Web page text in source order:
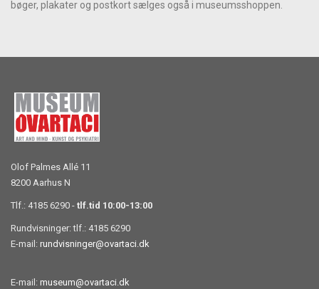
bøger, plakater og postkort sælges også i museumsshoppen.
Olof Palmes Allé 11
8200 Aarhus N
Tlf.: 4185 6290 - tlf.tid 10:00-13:00
Rundvisninger: tlf.: 4185 6290
E-mail: rundvisninger@ovartaci.dk
E-mail: museum@ovartaci.dk